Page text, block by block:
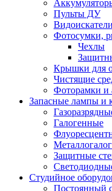
Пульты ДУ
Видоискатели
Фотосумки,
Чехлы
Крышки для
Чистящие
Фоторамки и
Запасные лампы и
Галогенные
Защитные
Студийное
Постоянный